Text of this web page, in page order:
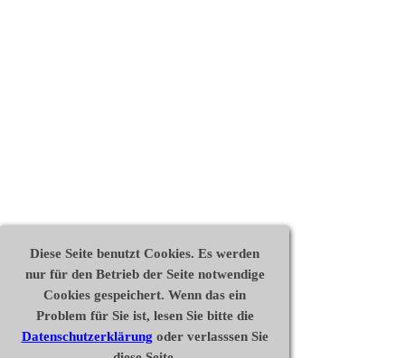
Diese Seite benutzt Cookies. Es werden
nur für den Betrieb der Seite notwendige
Cookies gespeichert. Wenn das ein
Problem für Sie ist, lesen Sie bitte die
Datenschutzerklärung oder verlasssen Sie